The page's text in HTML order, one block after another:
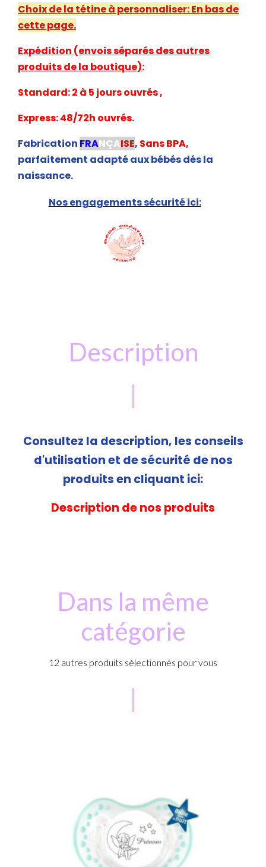
Choix de la tétine à personnaliser: En bas de
cette page.
Expédition (envois séparés des autres
produits de la boutique):
Standard: 2 à 5 jours ouvrés ,
Express: 48/72h ouvrés.
Fabrication FRANÇAISE, Sans BPA,
parfaitement adapté aux bébés dés la
naissance.
Nos engagements sécurité ici:
Description
Consultez la description, les conseils
d'utilisation et de sécurité de nos
produits en cliquant ici:
Description de nos produits
Dans la même
catégorie
12 autres produits sélectionnés pour vous